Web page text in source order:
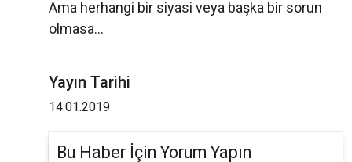
Ama herhangi bir siyasi veya başka bir sorun
olmasa...
Yayın Tarihi
14.01.2019
Bu Haber İçin Yorum Yapın